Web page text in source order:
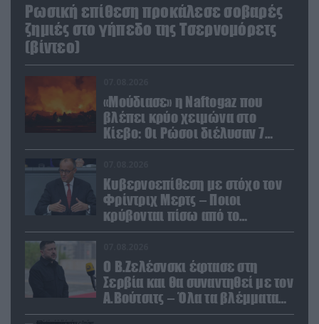
Ρωσική επίθεση προκάλεσε σοβαρές
ζημιές στο γήπεδο της Τσερνομόρετς
(βίντεο)
«Μούδιασε» η Naftogaz που
βλέπει κρύο χειμώνα στο
Κίεβο: Οι Ρώσοι διέλυσαν 7
εγκαταστάσεις του ουκρανικού
Κυβερνοεπίθεση με στόχο τον
Φρίντριχ Μερτς – Ποιοι
κρύβονται πίσω από το
παραποιημένο βίντεο
Ο Β.Ζελέσνσκι έφτασε στη
Σερβία και θα συναντηθεί με τον
Α.Βούτσιτς – Όλα τα βλέμματα
στις σχέσεις με τη Ρωσία